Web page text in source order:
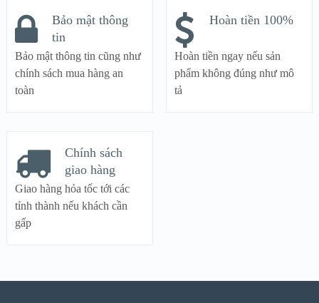
Bảo mật thông
tin
Bảo mật thông tin cũng như
chính sách mua hàng an
toàn
Hoàn tiền 100%
Hoàn tiền ngay nếu sản
phẩm không đúng như mô
tả
Chính sách
giao hàng
Giao hàng hỏa tốc tới các
tỉnh thành nếu khách cần
gấp